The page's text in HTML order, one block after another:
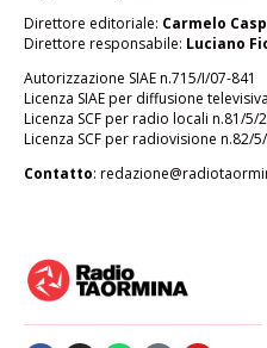
Direttore editoriale: Carmelo
Direttore responsabile: Luciano
Autorizzazione SIAE n.715/I/07-841
Licenza SIAE per diffusione
Licenza SCF per radio locali n.81/5/
Licenza SCF per radiovisione n.82/
Contatto: